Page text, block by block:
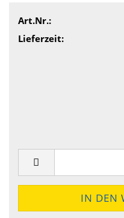
Art.Nr.:
Lieferzeit: